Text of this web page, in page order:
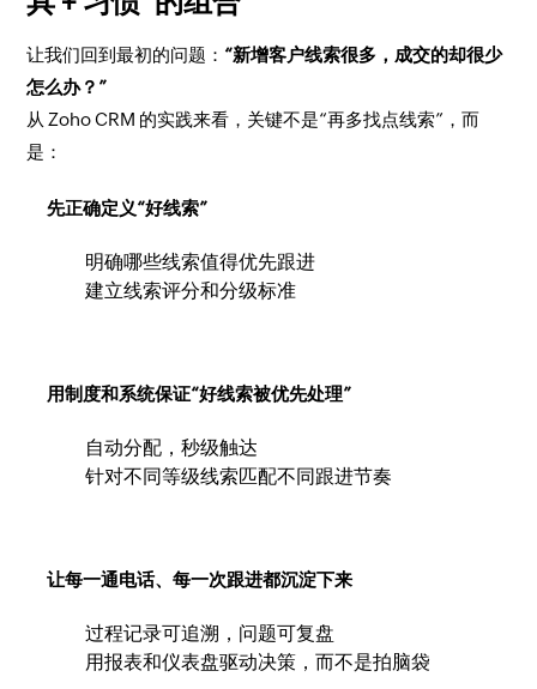
让我们回到最初的问题： “新增客户线索很多，成交的却很少
怎么办？”
从 Zoho CRM 的实践来看，关键不是“再多找点线索”，而
是：
先正确定义“好线索”
明确哪些线索值得优先跟进
建立线索评分和分级标准
用制度和系统保证“好线索被优先处理”
自动分配，秒级触达
针对不同等级线索匹配不同跟进节奏
让每一通电话、每一次跟进都沉淀下来
过程记录可追溯，问题可复盘
用报表和仪表盘驱动决策，而不是拍脑袋